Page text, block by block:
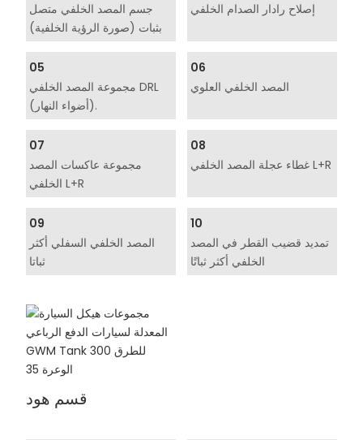
جسم المصد الخلفي متصل
بثبات (صورة الرؤية الخلفية)
إصلاح رادار الصدام الخلفي
05
مجموعة المصد الخلفي DRL
(أضواء النهار).
06
المصد الخلفي العلوي
07
مجموعة عاكسات المصد
الخلفي L+R
08
غطاء عجلة المصد الخلفي L+R
09
المصد الخلفي السفلي أكثر
ثباتا
10
تمديد قضيب القطر في المصد
الخلفي أكثر ثباتًا
قسم هود